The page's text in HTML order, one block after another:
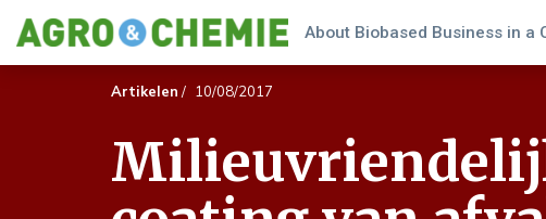
About Biobased Business in a
Artikelen / 10/08/2017